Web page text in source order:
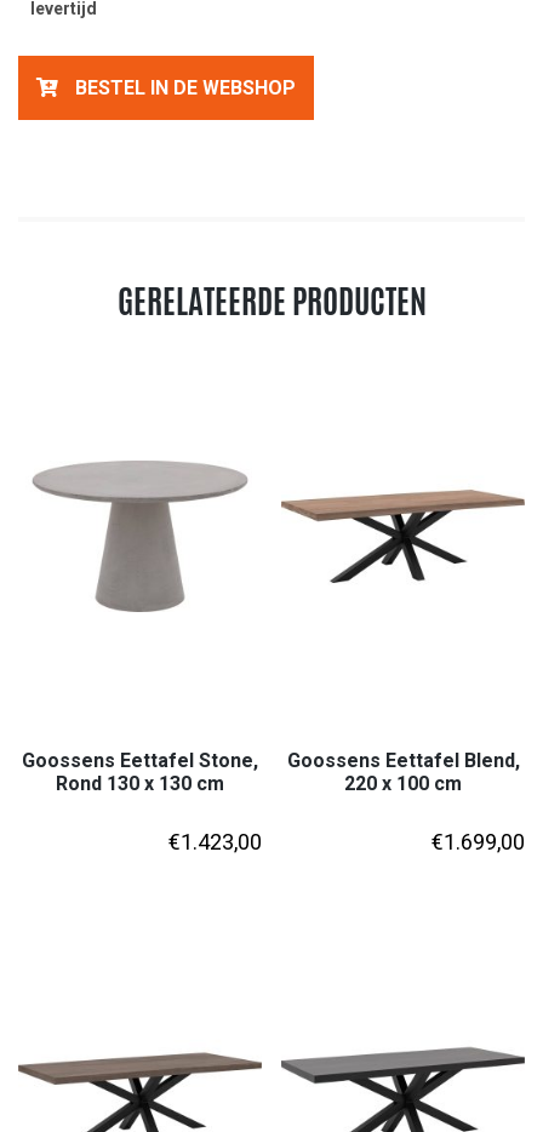
levertijd
BESTEL IN DE WEBSHOP
GERELATEERDE PRODUCTEN
Goossens Eettafel Stone,
Rond 130 x 130 cm
€1.423,00
Goossens Eettafel Blend,
220 x 100 cm
€1.699,00